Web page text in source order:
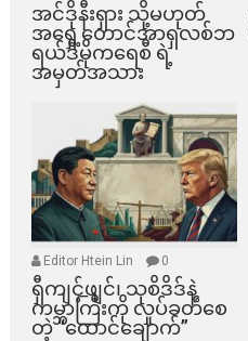
အင်ဒိုနီးရှား သို့မဟုတ်
အရှေ့တောင်အာရှလစ်ဘ
ရယ်ဒီမိုကရေစီ ရဲ့
အမှတ်အသား
Editor Htein Lin 0
ရှီကျင့်ဖျင်၊ သုစိဒိဒ်နဲ့
ကမ္ဘာကြီးကို လှုပ်ခတ်စေ
တဲ့ “ထောင်ချောက်”